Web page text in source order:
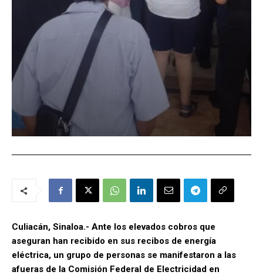
Culiacán, Sinaloa.- Ante los elevados cobros que
aseguran han recibido en sus recibos de energía
eléctrica, un grupo de personas se manifestaron a las
afueras de la Comisión Federal de Electricidad en